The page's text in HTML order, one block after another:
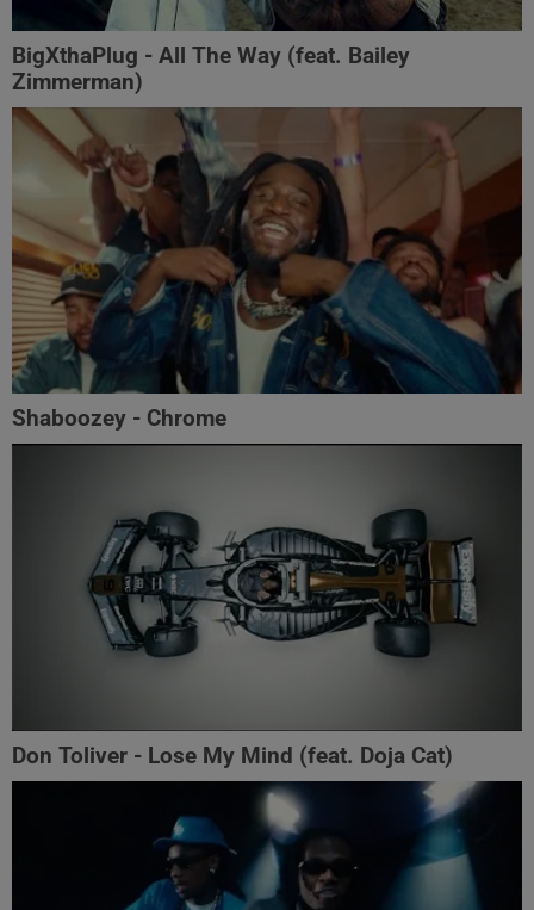
BigXthaPlug - All The Way (feat. Bailey
Zimmerman)
Shaboozey - Chrome
Don Toliver - Lose My Mind (feat. Doja Cat)